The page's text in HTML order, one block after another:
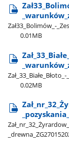
Zał33​_Bolimów​_-​
0.01MB
0.02MB